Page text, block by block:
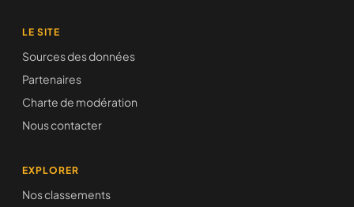
LE SITE
Sources des données
Partenaires
Charte de modération
Nous contacter
EXPLORER
Nos classements